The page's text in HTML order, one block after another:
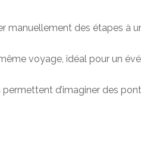
manuellement des étapes
voyage, idéal pour un
permettent d’imaginer des